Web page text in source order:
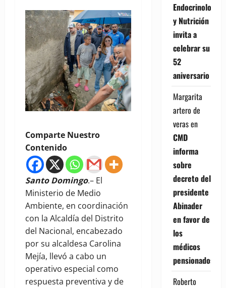
Comparte Nuestro
Contenido
Santo Domingo.– El
Ministerio de Medio
Ambiente, en coordinación
con la Alcaldía del Distrito
del Nacional, encabezado
por su alcaldesa Carolina
Mejía, llevó a cabo un
operativo especial como
respuesta preventiva y de
Endocrinología
y Nutrición
invita a
celebrar su
52
aniversario
Margarita
artero de
verasen
CMD
informa
sobre
decreto del
presidente
Abinader
en favor de
los
médicos
pensionados
Roberto